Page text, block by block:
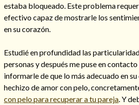
estaba bloqueado. Este problema
efectivo capaz de mostrarle los
en su corazón.
Estudié en profundidad las
personas y después me puse en
informarle de que lo más adecuado en
hechizo de amor con pelo,
con pelo para recuperar a tu pareja . Y